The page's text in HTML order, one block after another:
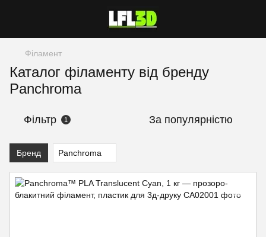
Філамент
Каталог філаменту від бренду
Panchroma
Фільтр 1 За популярністю
Бренд Panchroma